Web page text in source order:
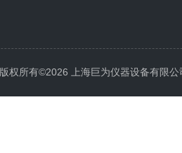
版权所有©2026 上海巨为仪器设备有限